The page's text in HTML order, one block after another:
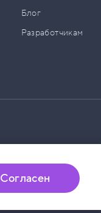
Блог
Разработчикам
Согласен